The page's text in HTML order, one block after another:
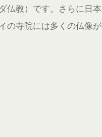
仏教）です。さらに日本
の寺院には多くの仏像が